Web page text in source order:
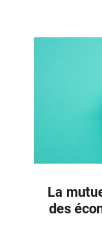
La
des